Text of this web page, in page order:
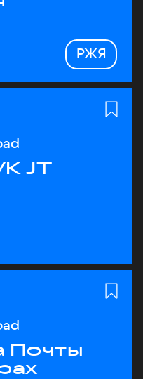
РЖЯ
JT
Почты